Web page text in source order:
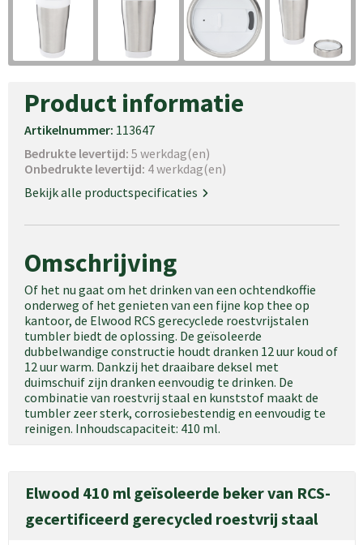
Product informatie
Artikelnummer: 113647
Bedrukte levertijd: 5 werkdag(en)
Onbedrukte levertijd: 4 werkdag(en)
Bekijk alle productspecificaties
Omschrijving
Of het nu gaat om het drinken van een ochtendkoffie
onderweg of het genieten van een fijne kop thee op
kantoor, de Elwood RCS gerecyclede roestvrijstalen
tumbler biedt de oplossing. De geïsoleerde
dubbelwandige constructie houdt dranken 12 uur koud of
12 uur warm. Dankzij het draaibare deksel met
duimschuif zijn dranken eenvoudig te drinken. De
combinatie van roestvrij staal en kunststof maakt de
tumbler zeer sterk, corrosiebestendig en eenvoudig te
reinigen. Inhoudscapaciteit: 410 ml.
Elwood 410 ml geïsoleerde beker van RCS-
gecertificeerd gerecycled roestvrij staal